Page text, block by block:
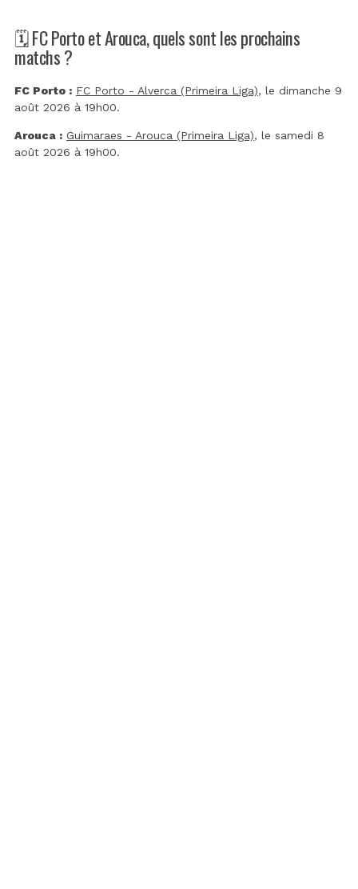
🗓️ FC Porto et Arouca, quels sont les prochains
matchs ?
FC Porto : FC Porto - Alverca (Primeira Liga), le dimanche 9
août 2026 à 19h00.
Arouca : Guimaraes - Arouca (Primeira Liga), le samedi 8
août 2026 à 19h00.